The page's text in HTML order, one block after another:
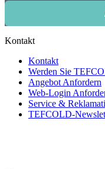
Kontakt
Kontakt
Werden Sie
Angebot Anfordern
Web-Login
Service &
TEFCOLD-